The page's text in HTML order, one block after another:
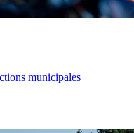
municipales